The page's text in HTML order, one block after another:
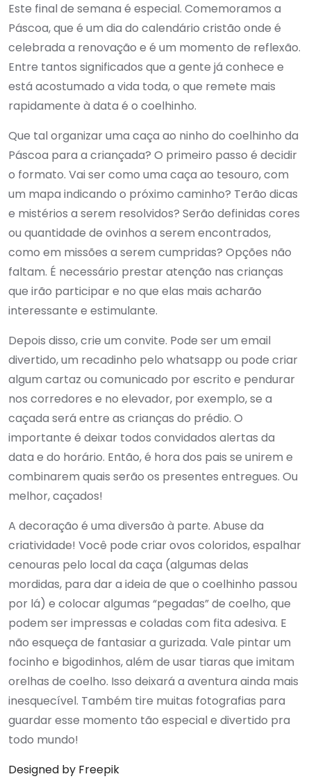
Este final de semana é especial. Comemoramos a
Páscoa, que é um dia do calendário cristão onde é
celebrada a renovação e é um momento de reflexão.
Entre tantos significados que a gente já conhece e
está acostumado a vida toda, o que remete mais
rapidamente à data é o coelhinho.
Que tal organizar uma caça ao ninho do coelhinho da
Páscoa para a criançada? O primeiro passo é decidir
o formato. Vai ser como uma caça ao tesouro, com
um mapa indicando o próximo caminho? Terão dicas
e mistérios a serem resolvidos? Serão definidas cores
ou quantidade de ovinhos a serem encontrados,
como em missões a serem cumpridas? Opções não
faltam. É necessário prestar atenção nas crianças
que irão participar e no que elas mais acharão
interessante e estimulante.
Depois disso, crie um convite. Pode ser um email
divertido, um recadinho pelo whatsapp ou pode criar
algum cartaz ou comunicado por escrito e pendurar
nos corredores e no elevador, por exemplo, se a
caçada será entre as crianças do prédio. O
importante é deixar todos convidados alertas da
data e do horário. Então, é hora dos pais se unirem e
combinarem quais serão os presentes entregues. Ou
melhor, caçados!
A decoração é uma diversão à parte. Abuse da
criatividade! Você pode criar ovos coloridos, espalhar
cenouras pelo local da caça (algumas delas
mordidas, para dar a ideia de que o coelhinho passou
por lá) e colocar algumas “pegadas” de coelho, que
podem ser impressas e coladas com fita adesiva. E
não esqueça de fantasiar a gurizada. Vale pintar um
focinho e bigodinhos, além de usar tiaras que imitam
orelhas de coelho. Isso deixará a aventura ainda mais
inesquecível. Também tire muitas fotografias para
guardar esse momento tão especial e divertido pra
todo mundo!
Designed by Freepik